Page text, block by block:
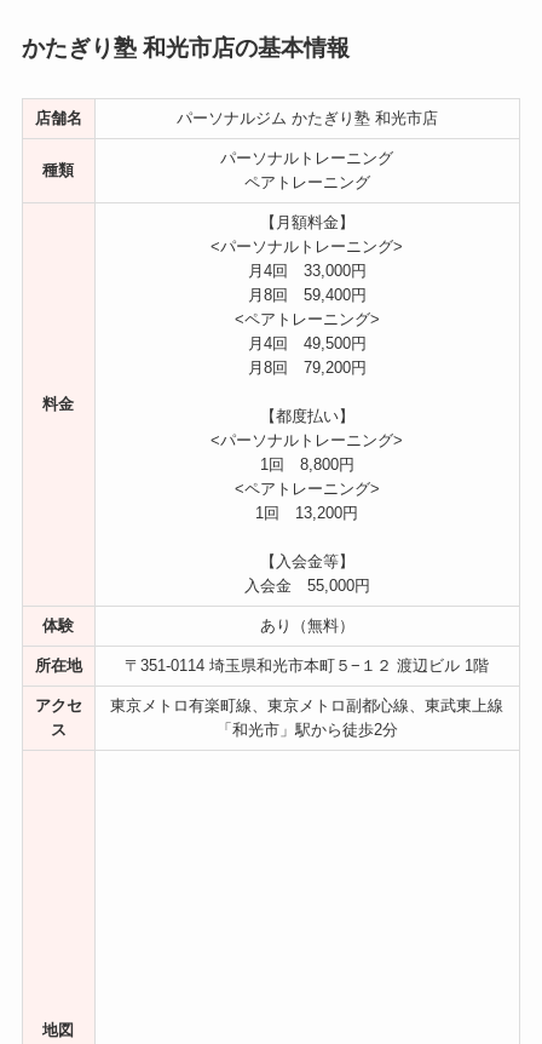
かたぎり塾 和光市店の基本情報
店舗名 パーソナルジム かたぎり塾 和光市店
種類
パーソナルトレーニング
ペアトレーニング
料金
【月額料金】
<パーソナルトレーニング>
月4回 33,000円
月8回 59,400円
<ペアトレーニング>
月4回 49,500円
月8回 79,200円
【都度払い】
<パーソナルトレーニング>
1回 8,800円
<ペアトレーニング>
1回 13,200円
【入会金等】
入会金 55,000円
体験 あり（無料）
所在地 〒351-0114 埼玉県和光市本町５−１２ 渡辺ビル 1階
アクセ
ス
東京メトロ有楽町線、東京メトロ副都心線、東武東上線
「和光市」駅から徒歩2分
地図